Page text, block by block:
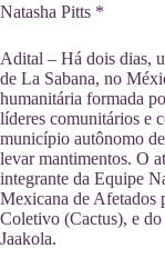
Natasha Pitts *
Adital – Há dois dias,
de La Sabana, no
humanitária formada
líderes comunitários e
município autônomo
levar mantimentos. O
integrante da Equipe
Mexicana de Afetados
Coletivo (Cactus), e
Jaakola.